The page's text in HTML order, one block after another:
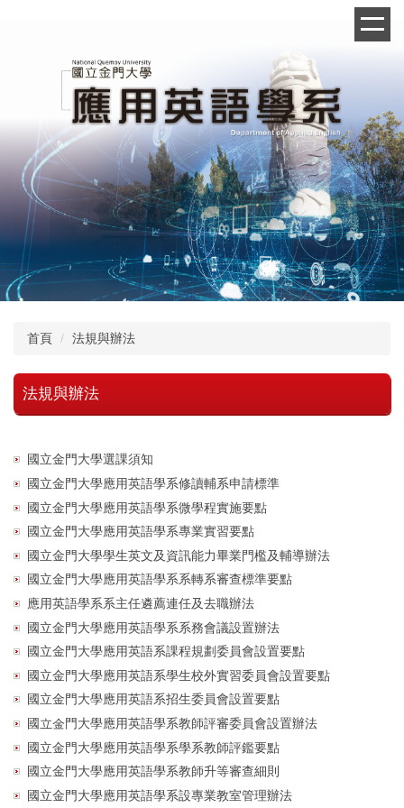
首頁 法規與辦法
法規與辦法
國立金門大學選課須知
國立金門大學應用英語學系修讀輔系申請標準
國立金門大學應用英語學系微學程實施要點
國立金門大學應用英語學系專業實習要點
國立金門大學學生英文及資訊能力畢業門檻及輔導辦法
國立金門大學應用英語學系系轉系審查標準要點
應用英語學系系主任遴薦連任及去職辦法
國立金門大學應用英語學系系務會議設置辦法
國立金門大學應用英語系課程規劃委員會設置要點
國立金門大學應用英語系學生校外實習委員會設置要點
國立金門大學應用英語系招生委員會設置要點
國立金門大學應用英語學系教師評審委員會設置辦法
國立金門大學應用英語學系學系教師評鑑要點
國立金門大學應用英語學系教師升等審查細則
國立金門大學應用英語學系設專業教室管理辦法